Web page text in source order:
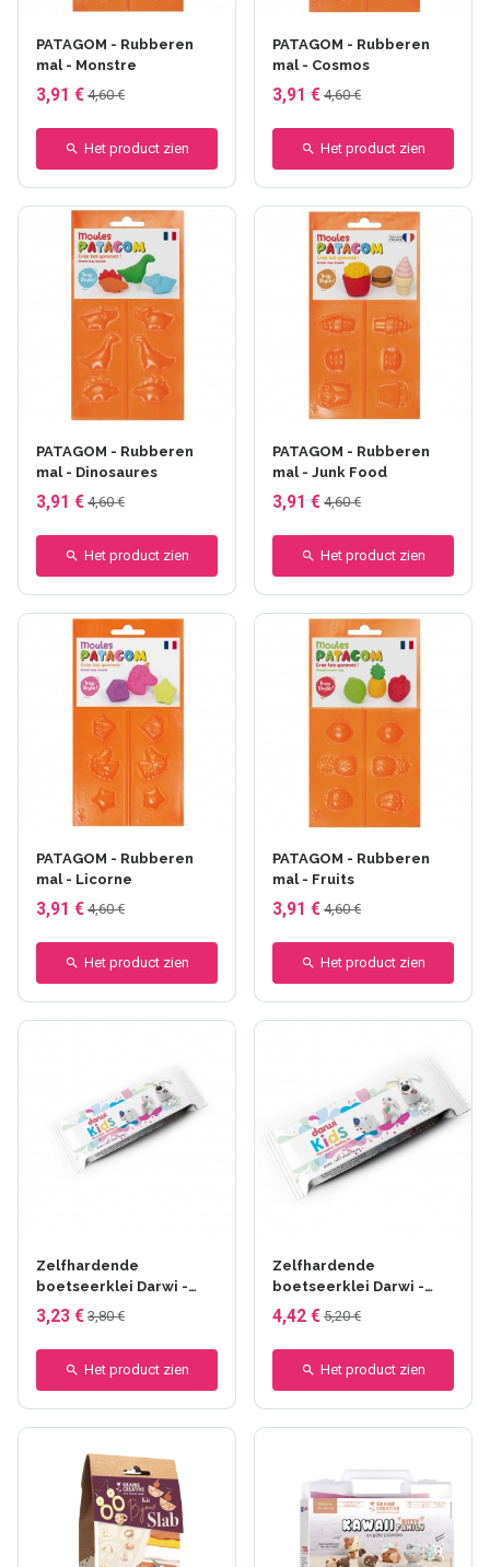
PATAGOM - Rubberen
mal - Monstre
3,91 € 4,60 €
Het product zien
PATAGOM - Rubberen
mal - Cosmos
3,91 € 4,60 €
Het product zien
PATAGOM - Rubberen
mal - Dinosaures
3,91 € 4,60 €
Het product zien
PATAGOM - Rubberen
mal - Junk Food
3,91 € 4,60 €
Het product zien
PATAGOM - Rubberen
mal - Licorne
3,91 € 4,60 €
Het product zien
PATAGOM - Rubberen
mal - Fruits
3,91 € 4,60 €
Het product zien
Zelfhardende
boetseerklei Darwi -
Kids - 500 g
3,23 € 3,80 €
Het product zien
Zelfhardende
boetseerklei Darwi -
Kids - 1000 g
4,42 € 5,20 €
Het product zien